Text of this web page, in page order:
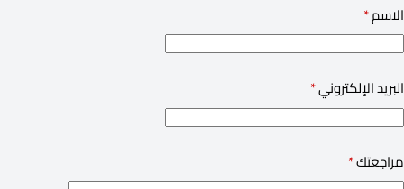
الاسم*
البريد الإلكتروني*
مراجعتك*